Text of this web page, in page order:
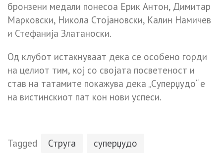
бронзени медали понесоа Ерик Антон, Димитар
Марковски, Никола Стојановски, Калин Намичев
и Стефанија Златаноски.
Од клубот истакнуваат дека се особено горди
на целиот тим, кој со својата посветеност и
став на татамите покажува дека „Суперџудо“ е
на вистинскиот пат кон нови успеси.
Tagged Струга суперџудо